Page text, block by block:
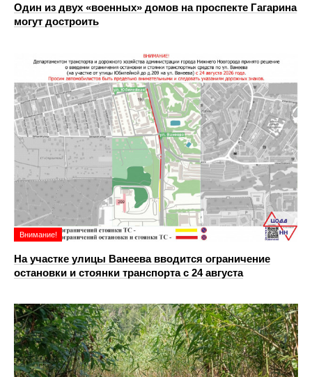
Один из двух «военных» домов на проспекте Гагарина
могут достроить
Внимание!
На участке улицы Ванеева вводится ограничение
остановки и стоянки транспорта с 24 августа